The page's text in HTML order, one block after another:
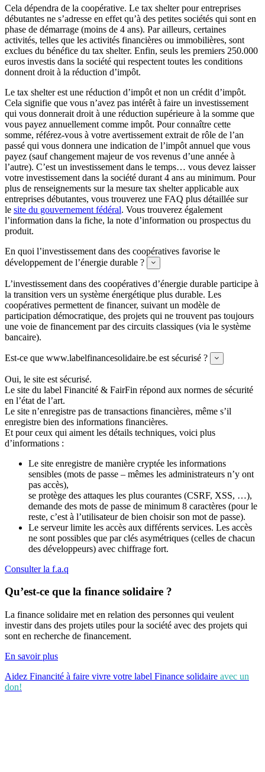
Cela dépendra de la coopérative. Le tax shelter pour entreprises
débutantes ne s’adresse en effet qu’à des petites sociétés qui sont en
phase de démarrage (moins de 4 ans). Par ailleurs, certaines
activités, telles que les activités financières ou immobilières, sont
exclues du bénéfice du tax shelter. Enfin, seuls les premiers 250.000
euros investis dans la société qui respectent toutes les conditions
donnent droit à la réduction d’impôt.
Le tax shelter est une réduction d’impôt et non un crédit d’impôt.
Cela signifie que vous n’avez pas intérêt à faire un investissement
qui vous donnerait droit à une réduction supérieure à la somme que
vous payez annuellement comme impôt. Pour connaître cette
somme, référez-vous à votre avertissement extrait de rôle de l’an
passé qui vous donnera une indication de l’impôt annuel que vous
payez (sauf changement majeur de vos revenus d’une année à
l’autre). C’est un investissement dans le temps… vous devez laisser
votre investissement dans la société durant 4 ans au minimum. Pour
plus de renseignements sur la mesure tax shelter applicable aux
entreprises débutantes, vous trouverez une FAQ plus détaillée sur
le site du gouvernement fédéral. Vous trouverez également
l’information dans la fiche, la note d’information ou prospectus du
produit.
En quoi l’investissement dans des coopératives favorise le
développement de l’énergie durable ?
Expand
L’investissement dans des coopératives d’énergie durable participe à
la transition vers un système énergétique plus durable. Les
coopératives permettent de financer, suivant un modèle de
participation démocratique, des projets qui ne trouvent pas toujours
une voie de financement par des circuits classiques (via le système
bancaire).
Est-ce que www.labelfinancesolidaire.be est sécurisé ? Expand
Oui, le site est sécurisé.
Le site du label Financité & FairFin répond aux normes de sécurité
en l’état de l’art.
Le site n’enregistre pas de transactions financières, même s’il
enregistre bien des informations financières.
Et pour ceux qui aiment les détails techniques, voici plus
d’informations :
Le site enregistre de manière cryptée les informations
sensibles (mots de passe – mêmes les administrateurs n’y ont
pas accès),
se protège des attaques les plus courantes (CSRF, XSS, …),
demande des mots de passe de minimum 8 caractères (pour le
reste, c’est à l’utilisateur de bien choisir son mot de passe).
Le serveur limite les accès aux différents services. Les accès
ne sont possibles que par clés asymétriques (celles de chacun
des développeurs) avec chiffrage fort.
Consulter la f.a.q
Qu’est-ce que la finance solidaire ?
La finance solidaire met en relation des personnes qui veulent
investir dans des projets utiles pour la société avec des projets qui
sont en recherche de financement.
En savoir plus
Aidez Financité à faire vivre votre label Finance solidaire avec un
don!